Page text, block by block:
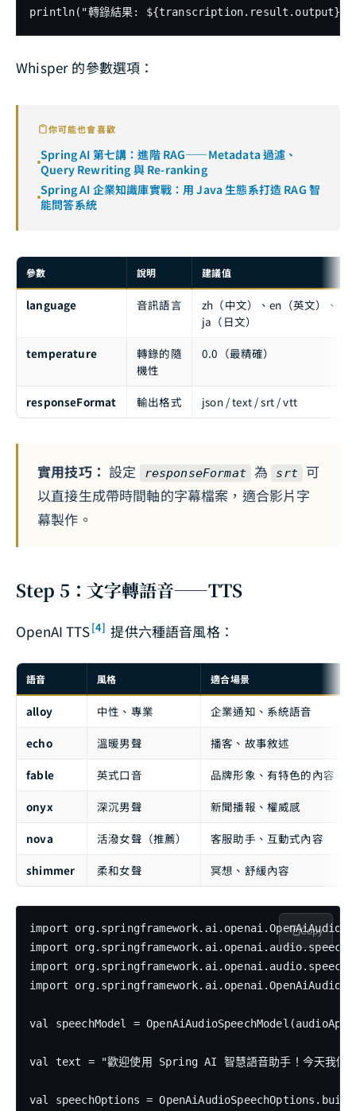
println("轉錄結果: ${transcription.result.output}")
Whisper 的參數選項：
你可能也會喜歡
Spring AI 第七講：進階 RAG——Metadata 過濾、
Query Rewriting 與 Re-ranking
Spring AI 企業知識庫實戰：用 Java 生態系打造 RAG 智
能問答系統
參數 說明 建議值
language 音訊語言
zh（中文）、en（英文）、
ja（日文）
temperature
轉錄的隨
機性
0.0（最精確）
responseFormat 輸出格式 json / text / srt / vtt
實用技巧： 設定 responseFormat 為 srt
可
以直接生成帶時間軸的字幕檔案，適合影片字
幕製作。
Step 5：文字轉語音——TTS
OpenAI TTS[4] 提供六種語音風格：
語音 風格 適合場景
alloy 中性、專業
企業通知、系統語音
echo
溫暖男聲
播客、故事敘述
fable
英式口音
品牌形象、有特色的內容
onyx
深沉男聲
新聞播報、權威感
nova
活潑女聲（推薦）
客服助手、互動式內容
shimmer
柔和女聲 冥想、舒緩內容
import
import
import
import
val speechModel = OpenAiAudioSpeechModel(audioApi)
val text = "歡迎使用 Spring AI 智慧語音助手！今天我們來
val speechOptions =
Copy